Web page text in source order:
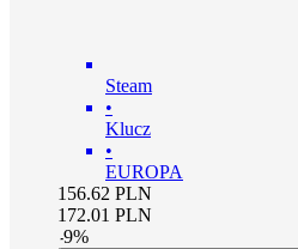
Steam
•
Klucz
•
EUROPA
156.62 PLN
172.01 PLN
-9%